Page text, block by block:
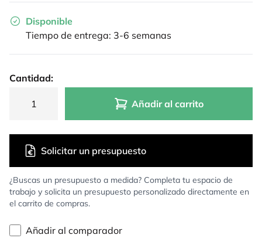
Disponible
Tiempo de entrega: 3-6 semanas
Cantidad:
Añadir al carrito
¿Buscas un presupuesto a medida? Completa tu espacio de
trabajo y solicita un presupuesto personalizado directamente en
el carrito de compras.
Solicitar un presupuesto
Añadir al comparador